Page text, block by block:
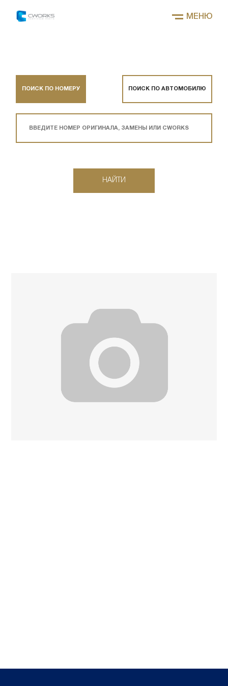
МЕНЮ
ПОИСК ПО НОМЕРУ ПОИСК ПО АВТОМОБИЛЮ